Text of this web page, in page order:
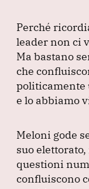
Perché
leader non ci
Ma bastano
che
politicamente
e lo abbiamo
Meloni gode
suo
questioni
confluiscono